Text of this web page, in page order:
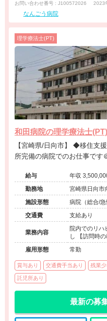
お問い合わせ番号 : J100572026 2023
なんごう病院
理学療法士(PT)
和田病院の理学療法士
【宮崎県/日向市】 ◆移住支援金対象◆駅から徒歩5分 ◆託児
所完備の病院でのお仕事です
給与
勤務地
宮崎県日向市
施設形態
病院（総合/
アミックス/
保健施設/訪問
交通費 支給あり
業務内容
院内でのリハ
し 【訪問時
雇用形態
常勤
賞与あり 交通費手当あり 残業
託児所あり
最新の募